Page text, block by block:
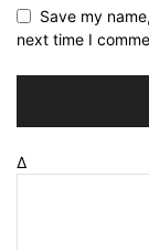
Save my
next time I
Δ